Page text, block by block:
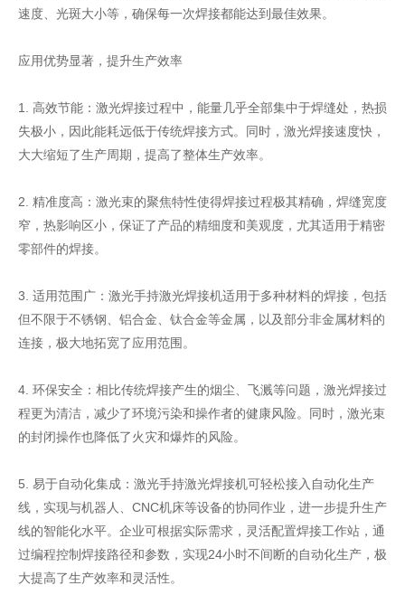
速度、光斑大小等，确保每一次焊接都能达到最佳效果。
应用优势显著，提升生产效率
1. 高效节能：激光焊接过程中，能量几乎全部集中于焊缝处，热损
失极小，因此能耗远低于传统焊接方式。同时，激光焊接速度快，
大大缩短了生产周期，提高了整体生产效率。
2. 精准度高：激光束的聚焦特性使得焊接过程极其精确，焊缝宽度
窄，热影响区小，保证了产品的精细度和美观度，尤其适用于精密
零部件的焊接。
3. 适用范围广：激光手持激光焊接机适用于多种材料的焊接，包括
但不限于不锈钢、铝合金、钛合金等金属，以及部分非金属材料的
连接，极大地拓宽了应用范围。
4. 环保安全：相比传统焊接产生的烟尘、飞溅等问题，激光焊接过
程更为清洁，减少了环境污染和操作者的健康风险。同时，激光束
的封闭操作也降低了火灾和爆炸的风险。
5. 易于自动化集成：激光手持激光焊接机可轻松接入自动化生产
线，实现与机器人、CNC机床等设备的协同作业，进一步提升生产
线的智能化水平。企业可根据实际需求，灵活配置焊接工作站，通
过编程控制焊接路径和参数，实现24小时不间断的自动化生产，极
大提高了生产效率和灵活性。